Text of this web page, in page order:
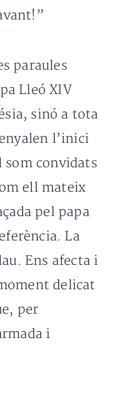
paraules
Lleó XIV
sinó a tota
l’inici
som convidats
ell mateix
pel papa
La
Ens afecta i
delicat
per
i